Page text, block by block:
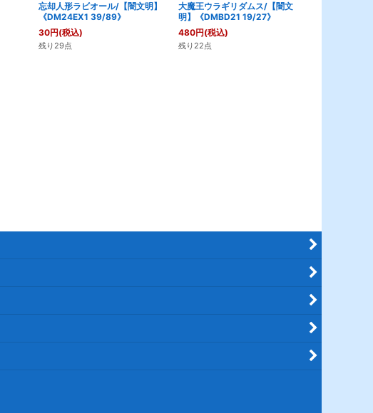
忘却人形ラビオール/【闇文明】
《DM24EX1 39/89》
30円(税込)
残り29点
大魔王ウラギリダムス/【闇文
明】《DMBD21 19/27》
480円(税込)
残り22点